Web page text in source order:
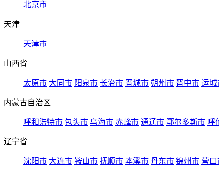
北京市
天津
天津市
山西省
太原市 大同市 阳泉市 长治市 晋城市 朔州市 晋中市 运城
内蒙古自治区
呼和浩特市 包头市 乌海市 赤峰市 通辽市 鄂尔多斯市 呼
辽宁省
沈阳市 大连市 鞍山市 抚顺市 本溪市 丹东市 锦州市 营口